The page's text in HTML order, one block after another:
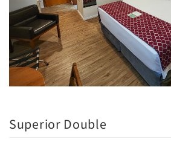
Superior Double